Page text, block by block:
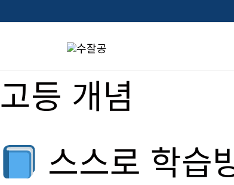
건
너
기
고등 개념
스스로 학습